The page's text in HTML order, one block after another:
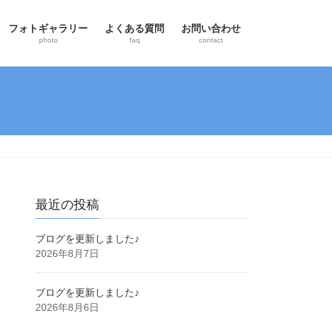
フォトギャラリー
photo
よくある質問
faq
お問い合わせ
contact
最近の投稿
ブログを更新しました♪
2026年8月7日
ブログを更新しました♪
2026年8月6日